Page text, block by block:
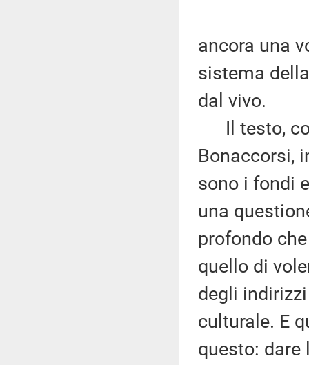
ancora una
sistema
dal vivo.
Il testo,
Bonaccorsi,
sono i fondi
una
profondo
quello di
degli
culturale. E
questo: dare